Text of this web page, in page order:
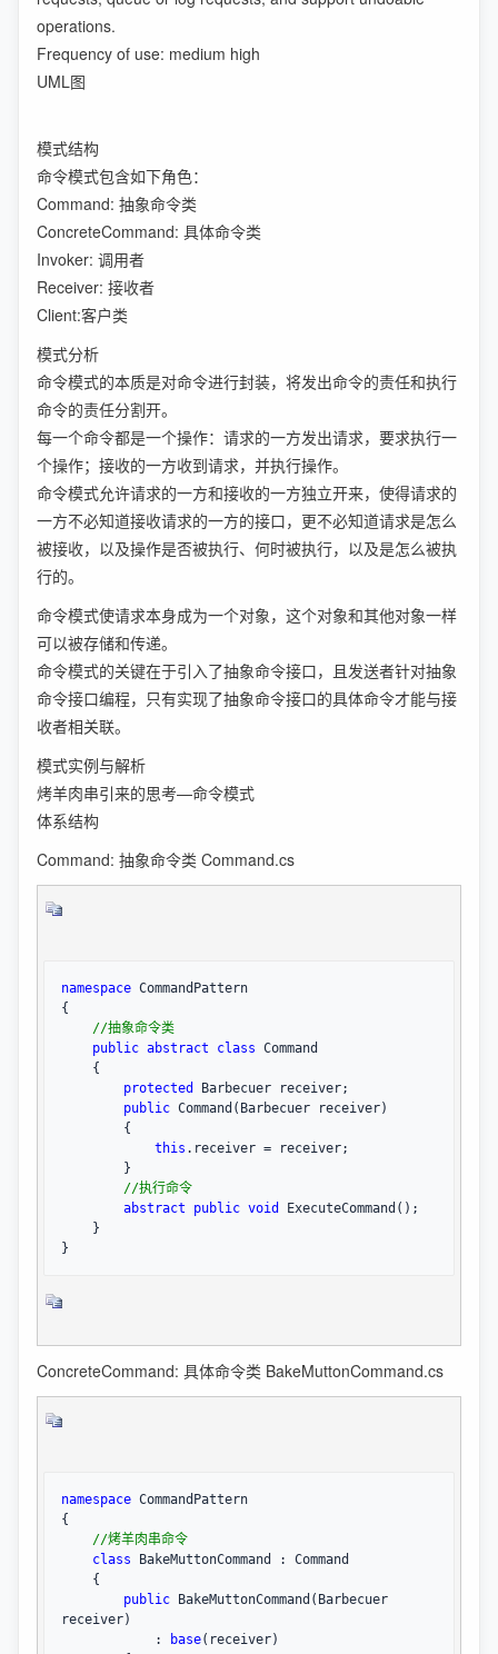
operations.
Frequency of use: medium high
UML图
模式结构
命令模式包含如下角色：
Command: 抽象命令类
ConcreteCommand: 具体命令类
Invoker: 调用者
Receiver: 接收者
Client:客户类
模式分析
命令模式的本质是对命令进行封装，将发出命令的责任和执行
命令的责任分割开。
每一个命令都是一个操作：请求的一方发出请求，要求执行一
个操作；接收的一方收到请求，并执行操作。
命令模式允许请求的一方和接收的一方独立开来，使得请求的
一方不必知道接收请求的一方的接口，更不必知道请求是怎么
被接收，以及操作是否被执行、何时被执行，以及是怎么被执
行的。
命令模式使请求本身成为一个对象，这个对象和其他对象一样
可以被存储和传递。
命令模式的关键在于引入了抽象命令接口，且发送者针对抽象
命令接口编程，只有实现了抽象命令接口的具体命令才能与接
收者相关联。
模式实例与解析
烤羊肉串引来的思考—命令模式
体系结构
Command: 抽象命令类 Command.cs
namespace CommandPattern
{
//抽象命令类
public abstract class Command
protected
Barbecuer receiver;
public Command(Barbecuer receiver)
this .receiver = receiver;
//执行命令
abstract
public void
ExecuteCommand();
}
ConcreteCommand: 具体命令类 BakeMuttonCommand.cs
namespace CommandPattern
{
//烤羊肉串命令
class BakeMuttonCommand : Command
public BakeMuttonCommand(Barbecuer
receiver)
            :
base(receiver)